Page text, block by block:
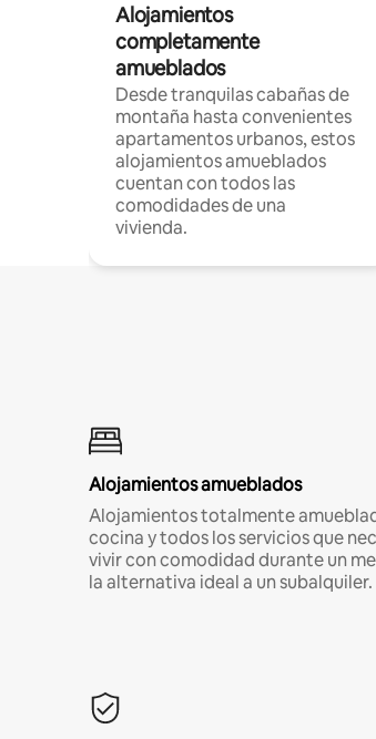
Alojamientos
completamente
amueblados
Desde tranquilas cabañas de
montaña hasta convenientes
apartamentos urbanos, estos
alojamientos amueblados
cuentan con todos las
comodidades de una
vivienda.
Alojamientos amueblados
Alojamientos totalmente
cocina y todos los servicios que
vivir con comodidad durante un
la alternativa ideal a un subalquiler.